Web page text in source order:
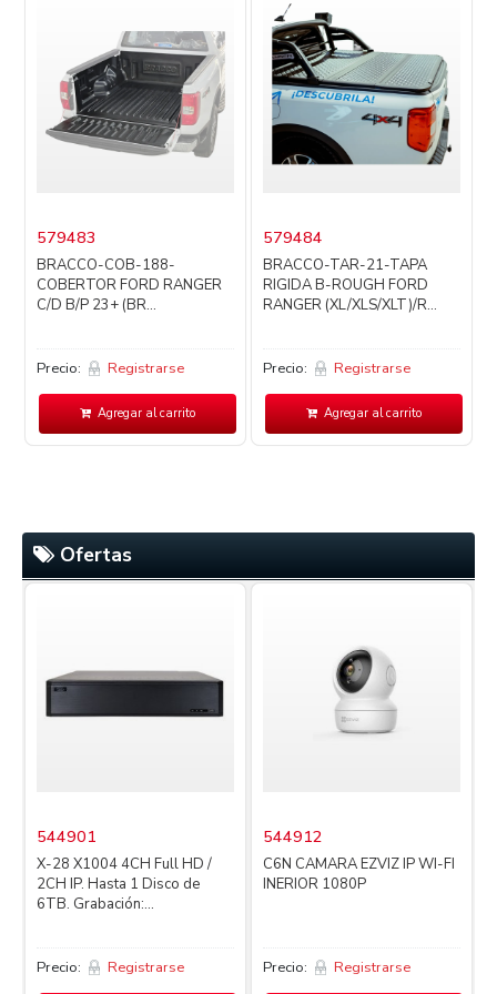
579483
BRACCO-COB-188-
COBERTOR FORD RANGER
C/D B/P 23+ (BR...
Precio: Registrarse
Agregar al carrito
579484
BRACCO-TAR-21-TAPA
RIGIDA B-ROUGH FORD
RANGER (XL/XLS/XLT)/R...
Precio: Registrarse
Agregar al carrito
Ofertas
544901
X-28 X1004 4CH Full HD /
2CH IP. Hasta 1 Disco de
6TB. Grabación:...
Precio: Registrarse
544912
C6N CAMARA EZVIZ IP WI-FI
INERIOR 1080P
Precio: Registrarse